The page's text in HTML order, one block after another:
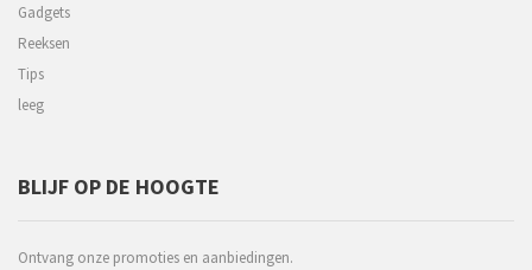
Gadgets
Reeksen
Tips
leeg
BLIJF OP DE HOOGTE
Ontvang onze promoties en aanbiedingen.